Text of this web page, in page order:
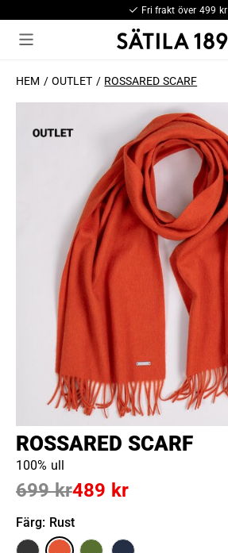
Fri frakt över 499 kr
HEM OUTLET ROSSARED SCARF
ROSSARED SCARF
100% ull
489 kr
699 kr
Färg: Rust